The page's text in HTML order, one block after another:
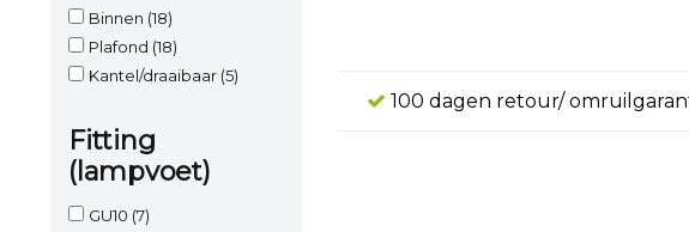
Binnen (18)
Plafond (18)
Kantel/draaibaar (5)
Fitting
(lampvoet)
GU10 (7)
100 dagen retour/